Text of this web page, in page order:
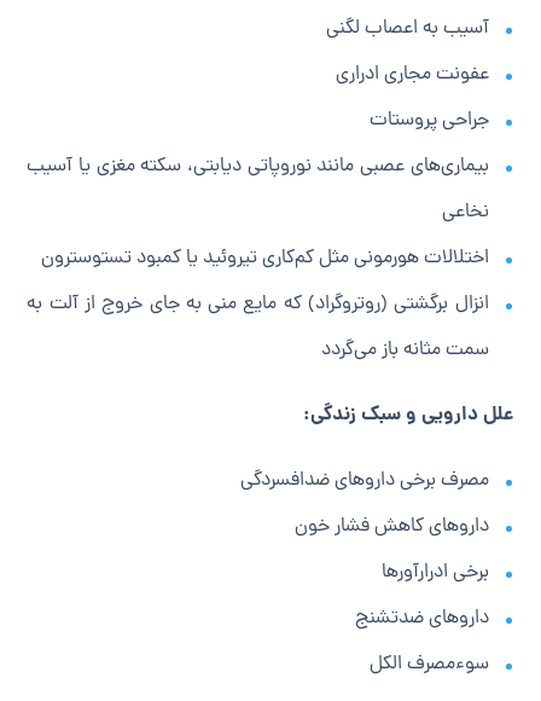
آسیب به اعصاب لگنی
عفونت مجاری ادراری
جراحی پروستات
بیماری‌های عصبی مانند نوروپاتی دیابتی، سکته مغزی یا آسیب
نخاعی
اختلالات هورمونی مثل کم‌کاری تیروئید یا کمبود تستوسترون
انزال برگشتی (روتروگراد) که مایع منی به جای خروج از آلت به
سمت مثانه باز می‌گردد
علل دارویی و سبک زندگی:
مصرف برخی داروهای ضدافسردگی
داروهای کاهش فشار خون
برخی ادرارآورها
داروهای ضدتشنج
سوءمصرف الکل